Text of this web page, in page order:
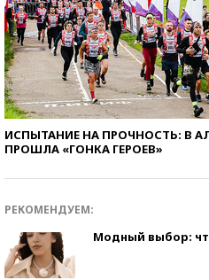
ИСПЫТАНИЕ НА ПРОЧНОСТЬ: В
ПРОШЛА «ГОНКА ГЕРОЕВ»
РЕКОМЕНДУЕМ:
Модный выбор: